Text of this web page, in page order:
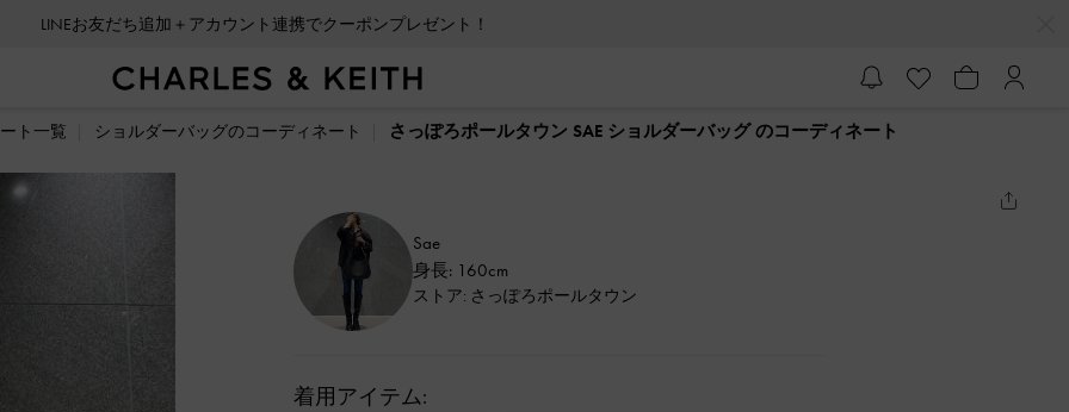
LINEお友だち追加＋アカウント連携でクーポンプレゼント！
ト一覧 ショルダーバッグのコーディネート さっぽろポールタウン SAE ショルダーバッグ のコーディネート
Sae
身長: 160cm
ストア: さっぽろポールタウン
着用アイテム: